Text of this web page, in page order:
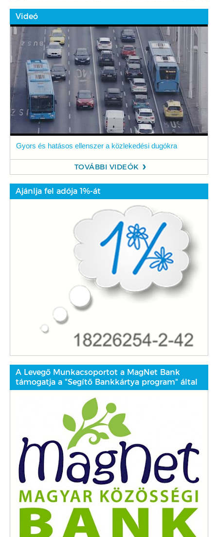
Videó
Gyors és hatásos ellenszer a közlekedési dugókra
TOVÁBBI VIDEÓK
Ajánlja fel adója 1%-át
A Levegő Munkacsoportot a MagNet Bank
támogatja a "Segítő Bankkártya program" által